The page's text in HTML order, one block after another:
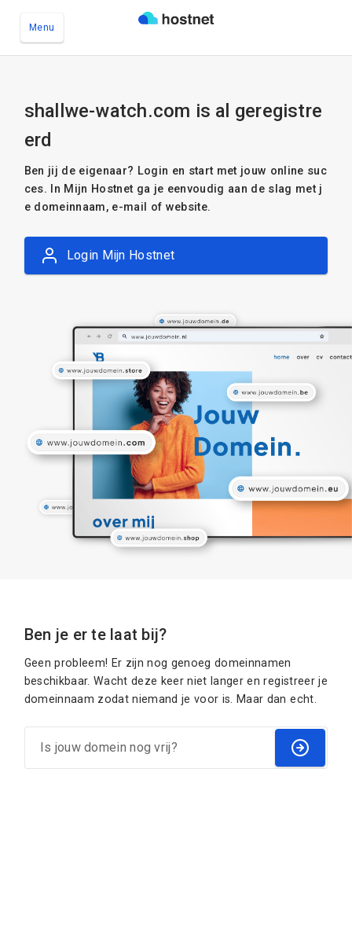
Menu
shallwe-watch.com is al geregistre
erd
Ben jij de eigenaar? Login en start met jouw online suc
ces. In Mijn Hostnet ga je eenvoudig aan de slag met j
e domeinnaam, e-mail of website.
Login Mijn Hostnet
Ben je er te laat bij?
Geen probleem! Er zijn nog genoeg domeinnamen
beschikbaar. Wacht deze keer niet langer en registreer je
domeinnaam zodat niemand je voor is. Maar dan echt.